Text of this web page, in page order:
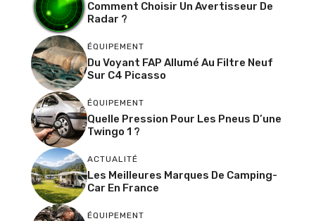
Comment Choisir Un Avertisseur De
Radar ?
ÉQUIPEMENT
Du Voyant FAP Allumé Au Filtre Neuf
Sur C4 Picasso
ÉQUIPEMENT
Quelle Pression Pour Les Pneus D’une
Twingo 1 ?
ACTUALITÉ
Les Meilleures Marques De Camping-
Car En France
ÉQUIPEMENT